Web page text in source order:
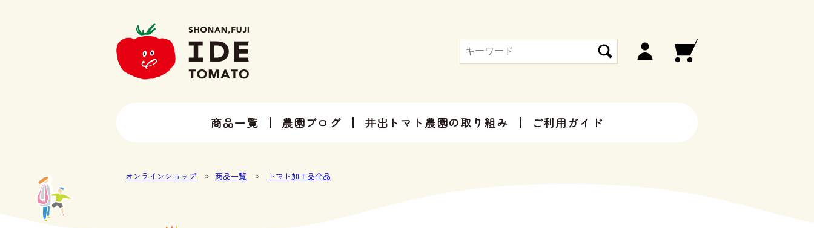
商品一覧 農園ブログ 井出トマト農園の取り組み ご利用ガイド
オンラインショップ » 商品一覧 » トマト加工品全品